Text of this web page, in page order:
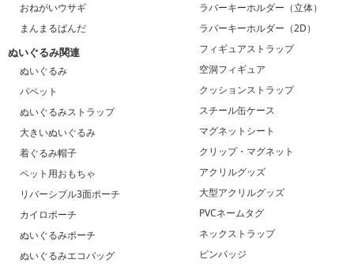
おねがいウサギ
まんまるぱんだ
ぬいぐるみ関連
ぬいぐるみ
パペット
ぬいぐるみストラップ
大きいぬいぐるみ
着ぐるみ帽子
ペット用おもちゃ
リバーシブル3面ポーチ
カイロポーチ
ぬいぐるみポーチ
ぬいぐるみエコバッグ
ラバーキーホルダー（立体）
ラバーキーホルダー（2D）
フィギュアストラップ
空洞フィギュア
クッションストラップ
スチール缶ケース
マグネットシート
クリップ・マグネット
アクリルグッズ
大型アクリルグッズ
PVCネームタグ
ネックストラップ
ピンバッジ